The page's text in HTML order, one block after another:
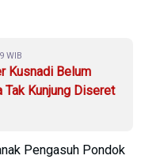
WIB
Kusnadi Belum
Tak Kunjung Diseret
Pengasuh Pondok